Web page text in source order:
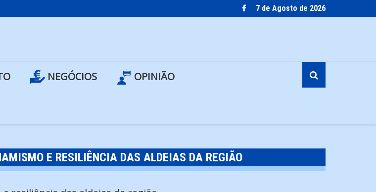
7 de Agosto de 2026
NEGÓCIOS OPINIÃO
E RESILIÊNCIA DAS ALDEIAS DA REGIÃO